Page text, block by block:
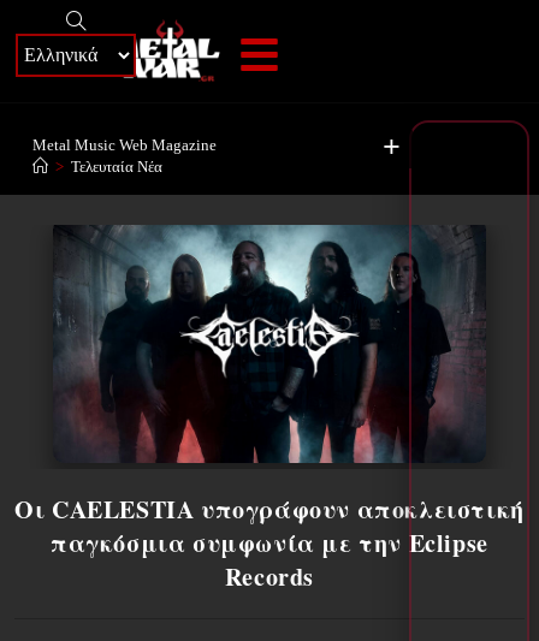
+
Metal Music Web Magazine
> Τελευταία Νέα
Οι CAELESTIA υπογράφουν αποκλειστική
παγκόσμια συμφωνία με την Eclipse
Records